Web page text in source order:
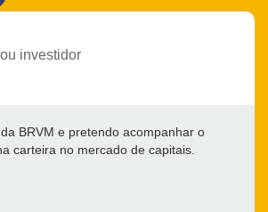
investidor
BRVM e pretendo acompanhar o
carteira no mercado de capitais.